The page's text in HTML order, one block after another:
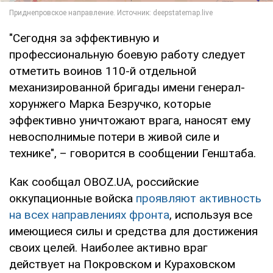
"Сегодня за эффективную и
профессиональную боевую работу следует
отметить воинов 110-й отдельной
механизированной бригады имени генерал-
хорунжего Марка Безручко, которые
эффективно уничтожают врага, наносят ему
невосполнимые потери в живой силе и
технике", – говорится в сообщении Генштаба.
Как сообщал OBOZ.UA, российские
оккупационные войска проявляют активность
на всех направлениях фронта, используя все
имеющиеся силы и средства для достижения
своих целей. Наиболее активно враг
действует на Покровском и Кураховском